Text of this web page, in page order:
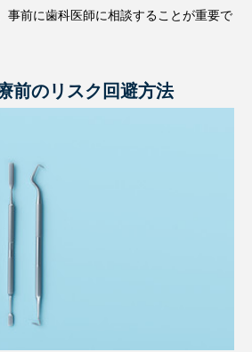
事前に歯科医師に相談することが重要で
前のリスク回避方法